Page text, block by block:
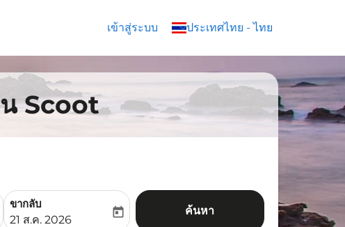
เข้าสู่ระบบ ประเทศไทย - ไทย
keyboard_arrow_down
Scoot
aria-label
ขากลับ
fc-booking-return-date-aria-label
21 ส.ค. 2026
today ค้นหา